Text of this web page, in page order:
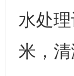
水处
米，清